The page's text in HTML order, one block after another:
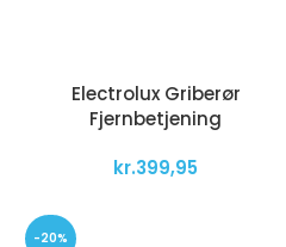
Electrolux Griberør
Fjernbetjening
kr.399,95
-20%